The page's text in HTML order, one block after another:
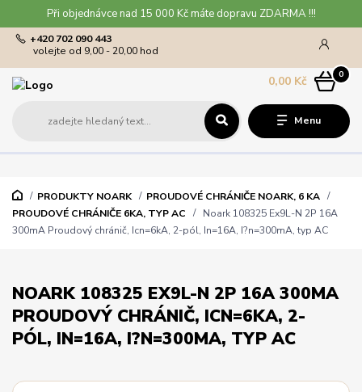
Při objednávce nad 15 000 Kč máte dopravu ZDARMA !!!
Menu
+420 702 090 443
volejte od 9,00 - 20,00 hod
0
0,00 Kč
PRODUKTY NOARK
PROUDOVÉ CHRÁNIČE NOARK, 6 KA
PROUDOVÉ CHRÁNIČE 6KA, TYP AC
Noark 108325 Ex9L-N 2P 16A
300mA Proudový chránič, Icn=6kA, 2-pól, In=16A, I?n=300mA, typ AC
NOARK 108325 EX9L-N 2P 16A 300MA
PROUDOVÝ CHRÁNIČ, ICN=6KA, 2-
PÓL, IN=16A, I?N=300MA, TYP AC